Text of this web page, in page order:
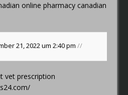
online pharmacy canadian
21, 2022 um 2:40 pm//
vet prescription